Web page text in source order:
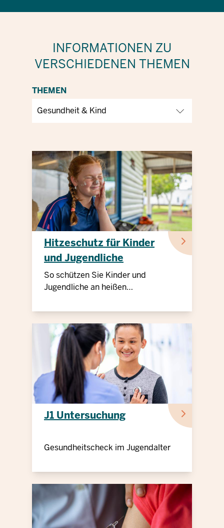
INFORMATIONEN ZU
VERSCHIEDENEN THEMEN
THEMEN
Hitzeschutz für Kinder
und Jugendliche
So schützen Sie Kinder und
Jugendliche an heißen
J1 Untersuchung
Gesundheitscheck im Jugendalter